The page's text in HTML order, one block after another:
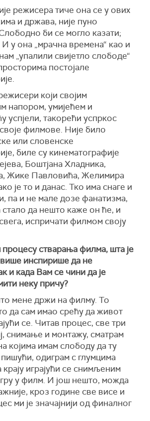
режисера тиче она се у ових
и држава, није пуно
би се могло казати;
у она „мрачна времена“ као и
„упалили свијетло слободе“
постојале
који својим
напором, умијећем и
успјели, такорећи успркос
филмове. Није било
или словенске
биле су кинематографије
Боштјана Хладника,
Жике Павловића, Желимира
је то и данас. Тко има снаге и
па и не мале дозе фанатизма,
стало да нешто каже он ће, и
испричати филмом своју
стварања филма, шта је
инспирише да не
и када Вам се чини да је
неку причу?
мене држи на филму. То
да сам имао срећу да живот
се. Читав процес, све три
снимање и монтажу, сматрам
којима имам слободу да ту
пишући, одиграм с глумцима
крају играјући се снимљеним
у филм. И још нешто, можда
кроз године све висе и
ми је значајнији од финалног